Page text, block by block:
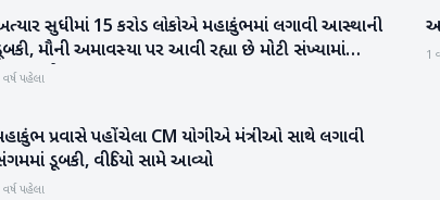
રાષ્ટ્રીય સુધીમાં 15 કરોડ લોકોએ મહાકુંભમાં લગાવી આસ્થાની
મૌની અમાવસ્યા પર આવી રહ્યા છે મોટી સંખ્યામાં
વર્ષ પહેલા
આ
1
મહાકુંભપ્રવાસે પહોંચેલા CM યોગીએ મંત્રીઓ સાથે લગાવી
ડૂબકી, વીડિયો સામે આવ્યો
વર્ષ પહેલા